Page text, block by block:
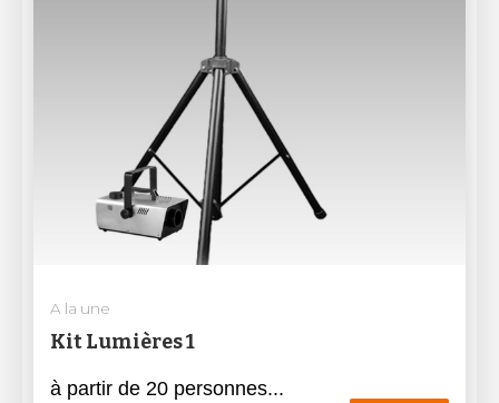
A la une
Kit Lumières 1
à partir de 20 personnes...